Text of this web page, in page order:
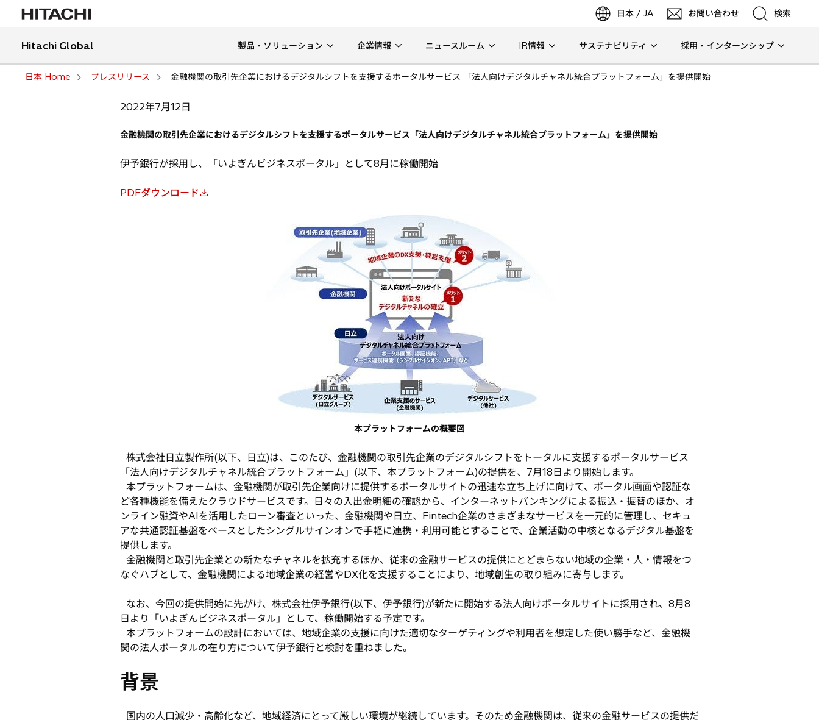
日本 / JA お問い合わせ 検索
検索
Hitachi Global 製品・ソリューション 企業情報 ニュースルーム IR情報 サステナビリティ 採用・インターンシップ
日本 Home プレスリリース 金融機関の取引先企業におけるデジタルシフトを支援するポータルサービス 「法人向けデジタルチャネル統合プラットフォーム」を提供開始
2022年7月12日
金融機関の取引先企業におけるデジタルシフトを支援するポータルサービス「法人向けデジタルチャネル統合プラットフォーム」を提供開始
伊予銀行が採用し、「いよぎんビジネスポータル」として8月に稼働開始
PDFダウンロード
新
本プラットフォームの概要図
株式会社日立製作所(以下、日立)は、このたび、金融機関の取引先企業のデジタルシフトをトータルに支援するポータルサービス
「法人向けデジタルチャネル統合プラットフォーム」(以下、本プラットフォーム)の提供を、7月18日より開始します。
本プラットフォームは、金融機関が取引先企業向けに提供するポータルサイトの迅速な立ち上げに向けて、ポータル画面や認証な
ど各種機能を備えたクラウドサービスです。日々の入出金明細の確認から、インターネットバンキングによる振込・振替のほか、オ
ンライン融資やAIを活用したローン審査といった、金融機関や日立、Fintech企業のさまざまなサービスを一元的に管理し、セキュ
アな共通認証基盤をベースとしたシングルサインオンで手軽に連携・利用可能とすることで、企業活動の中核となるデジタル基盤を
提供します。
金融機関と取引先企業との新たなチャネルを拡充するほか、従来の金融サービスの提供にとどまらない地域の企業・人・情報をつ
なぐハブとして、金融機関による地域企業の経営やDX化を支援することにより、地域創生の取り組みに寄与します。
なお、今回の提供開始に先がけ、株式会社伊予銀行(以下、伊予銀行)が新たに開始する法人向けポータルサイトに採用され、8月8
日より「いよぎんビジネスポータル」として、稼働開始する予定です。
本プラットフォームの設計においては、地域企業の支援に向けた適切なターゲティングや利用者を想定した使い勝手など、金融機
関の法人ポータルの在り方について伊予銀行と検討を重ねました。
背景
国内の人口減少・高齢化など、地域経済にとって厳しい環境が継続しています。そのため金融機関は、従来の金融サービスの提供だ